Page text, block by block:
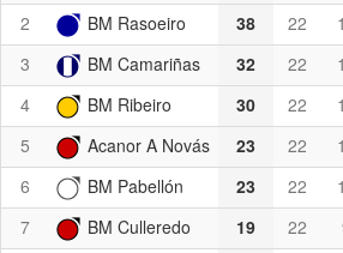
2
BM Rasoeiro 38 22
3
BM Camariñas 32 22
4
BM Ribeiro 30 22
5
Acanor A Novás 23 22
6
BM Pabellón 23 22
7
BM Culleredo 19 22